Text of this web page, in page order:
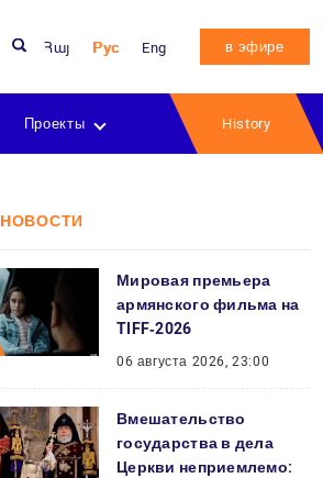
Հայ Рус Eng в эфире
Проекты History
НОВОСТИ
Мировая премьера
армянского фильма на
TIFF‑2026
06 августа 2026, 23:00
Вмешательство
государства в дела
Церкви неприемлемо: